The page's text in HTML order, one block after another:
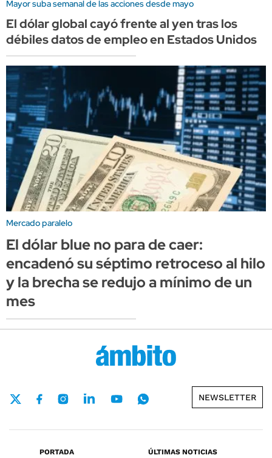
Mayor suba semanal de las acciones desde mayo
El dólar global cayó frente al yen tras los
débiles datos de empleo en Estados Unidos
Mercado paralelo
El dólar blue no para de caer:
encadenó su séptimo retroceso al hilo
y la brecha se redujo a mínimo de un
mes
NEWSLETTER
PORTADA
ÚLTIMAS NOTICIAS